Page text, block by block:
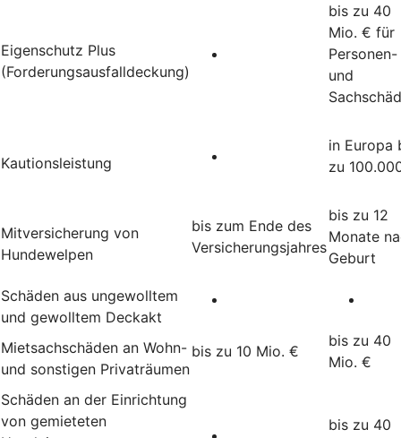
Eigenschutz Plus
(Forderungsausfalldeckung)
bis zu 40
Mio. € für
Personen-
und
Kautionsleistung
in Europa
zu
Mitversicherung von
Hundewelpen
bis zum Ende des
Versicherungsjahres
bis zu 12
Monate
Geburt
Schäden aus ungewolltem
und gewolltem Deckakt
Mietsachschäden an Wohn-
und sonstigen Privaträumen
bis zu 10 Mio. €
bis zu 40
Mio. €
Schäden an der Einrichtung
von gemieteten
bis zu 40